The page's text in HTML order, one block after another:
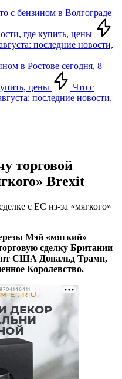
с бензином в Волгограде
где купить, цены
последние новости,
в Ростове сегодня, 8
цены
Что с
последние новости,
торговой
Brexit
с ЕС из-за «мягкого»
Мэй «мягкий»
сделку Британии
США Дональд Трамп,
Королевство.